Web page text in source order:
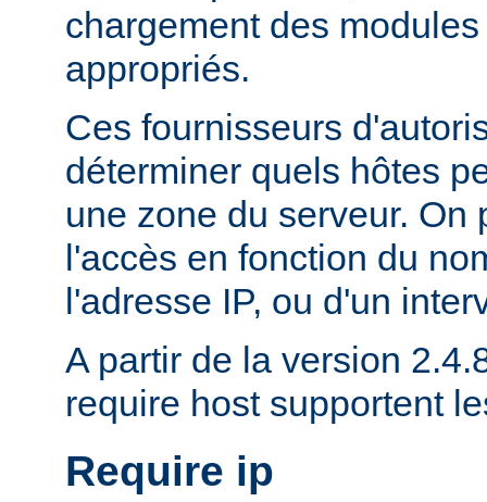
chargement des
appropriés.
Ces fournisseurs
déterminer quels hôtes
une zone du serveur. On
l'accès en fonction du
l'adresse IP, ou d'un
A partir de la version
require host supportent
Require ip